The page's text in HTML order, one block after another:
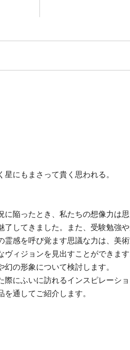
にもまさって貴く思われる。
陥ったとき、私たちの想像力は
してきました。また、受験勉強
感を呼び覚ます思議な力は、美
ィジョンを見出すことができま
の形象について検討します。
にふいに訪れるインスピレーシ
通してご紹介します。